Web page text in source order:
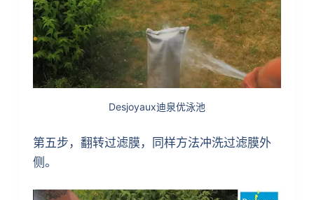
Desjoyaux迪泉优泳池
第五步，翻转过滤膜，同样方法冲洗过滤膜外
侧。